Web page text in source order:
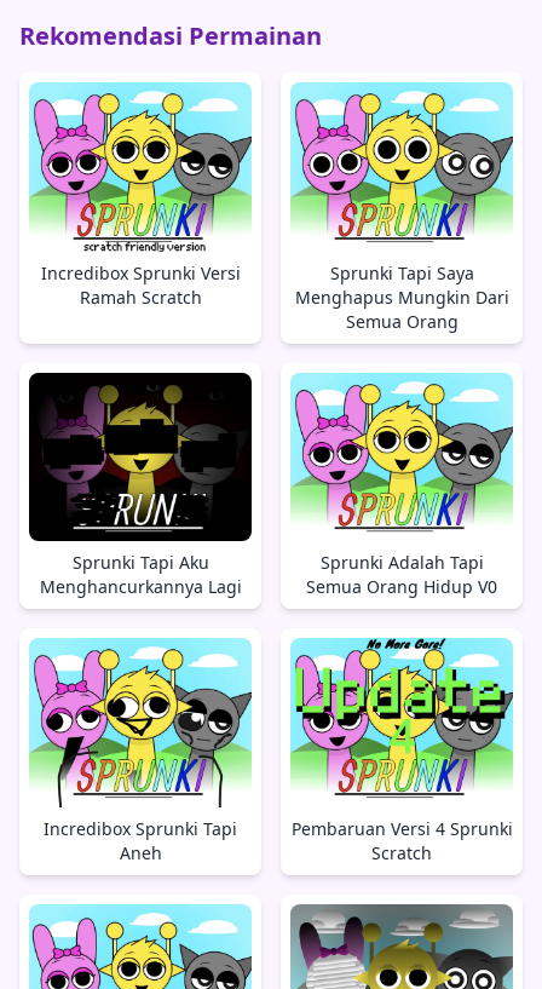
Rekomendasi Permainan
Incredibox Sprunki Versi
Ramah Scratch
Sprunki Tapi Saya
Menghapus Mungkin Dari
Semua Orang
Sprunki Tapi Aku
Menghancurkannya Lagi
Sprunki Adalah Tapi
Semua Orang Hidup V0
Incredibox Sprunki Tapi
Aneh
Pembaruan Versi 4 Sprunki
Scratch